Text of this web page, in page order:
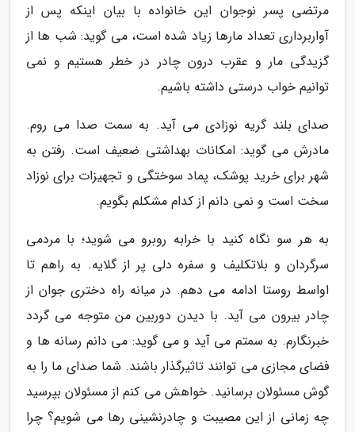
مرتضی پسر نوجوان این خانواده با بیان اینکه پس از
آواربرداری تعداد مارها زیاد شده است، می گوید: شب ها از
گزیدگی مار و عقرب درون چادر در خطر هستیم و نمی
توانیم خواب درستی داشته باشیم.
صدای بلند گریه نوزادی می آید. به سمت صدا می روم.
مادرش می گوید: امکانات بهداشتی ضعیف است. رفتن به
شهر برای خرید پوشک، پماد سوختگی و تجهیزات برای نوزاد
سخت است و نمی دانم از کدام مشکلم بگویم.
به هر سو نگاه کنید با خرابه روبرو می شوید؛ با مردمی
سرگردان و بلاتکلیف و سفره دلی پر از گلایه. به راهم تا
اواسط روستا ادامه می دهم. در میانه راه دختری جوان از
چادر بیرون می آید. با دیدن دوربین من متوجه می گردد
خبرنگارم. به سمتم می آید و می گوید: می دانم رسانه ها و
فضای مجازی می توانند تاثیرگذار باشند. شما صدای ما را به
گوش مسئولان برسانید. خواهش می کنم از مسئولان بپرسید
چه زمانی از این مصیبت و چادرنشینی رها می شویم؟ چرا